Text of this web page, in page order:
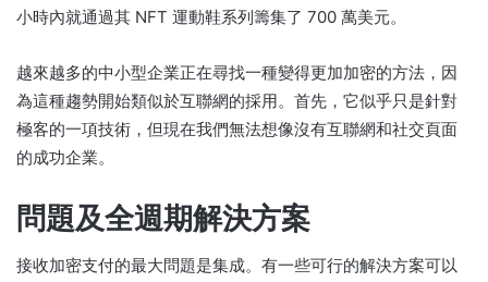
小時內就通過其 NFT 運動鞋系列籌集了 700 萬美元。
越來越多的中小型企業正在尋找一種變得更加加密的方法，因
為這種趨勢開始類似於互聯網的採用。 首先，它似乎只是針對
極客的一項技術，但現在我們無法想像沒有互聯網和社交頁面
的成功企業。
問題及全週期解決方案
接收加密支付的最大問題是集成。 有一些可行的解決方案可以